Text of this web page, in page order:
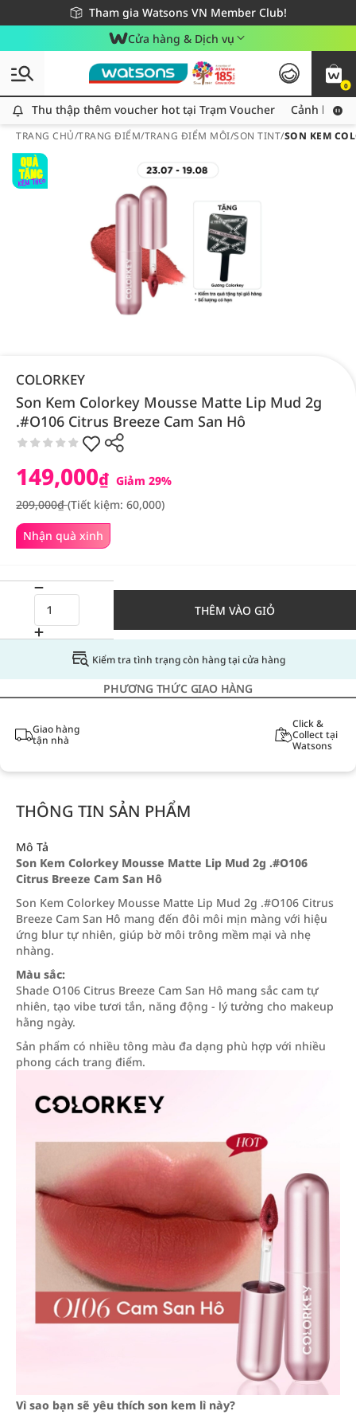
Tham gia Watsons VN Member Club!
Miễn phí giao hàng cho đơn hàng từ 249,000Đ
Giao hàng nhanh 24h - Áp dụng khu vực TP. Hồ Chí Minh
Cửa hàng & Dịch vụ
0
Thu thập thêm voucher hot tại Trạm Voucher
Thu thập thêm voucher hot tại Trạm Voucher Cảnh báo
TRANG CHỦ/TRANG ĐIỂM/TRANG ĐIỂM MÔI/SON TINT/SON KEM
COLORKEY
Son Kem Colorkey Mousse Matte Lip Mud 2g
.#O106 Citrus Breeze Cam San Hô
Nhận quà xinh
149,000₫ Giảm 29%
209,000₫(Tiết kiệm: 60,000)
THÊM VÀO GIỎ
Kiểm tra tình trạng còn hàng tại cửa hàng
PHƯƠNG THỨC GIAO HÀNG
Giao hàng
tận nhà
Click &
Collect tại
Watsons
THÔNG TIN SẢN PHẨM
Mô Tả
Son Kem Colorkey Mousse Matte Lip Mud 2g .#O106
Citrus Breeze Cam San Hô
Son Kem Colorkey Mousse Matte Lip Mud 2g .#O106 Citrus
Breeze Cam San Hô mang đến đôi môi mịn màng với hiệu
ứng blur tự nhiên, giúp bờ môi trông mềm mại và nhẹ
nhàng.
Màu sắc:
Shade O106 Citrus Breeze Cam San Hô mang sắc cam tự
nhiên, tạo vibe tươi tắn, năng động - lý tưởng cho makeup
hằng ngày.
Sản phẩm có nhiều tông màu đa dạng phù hợp với nhiều
phong cách trang điểm.
Vì sao bạn sẽ yêu thích son kem lì này?